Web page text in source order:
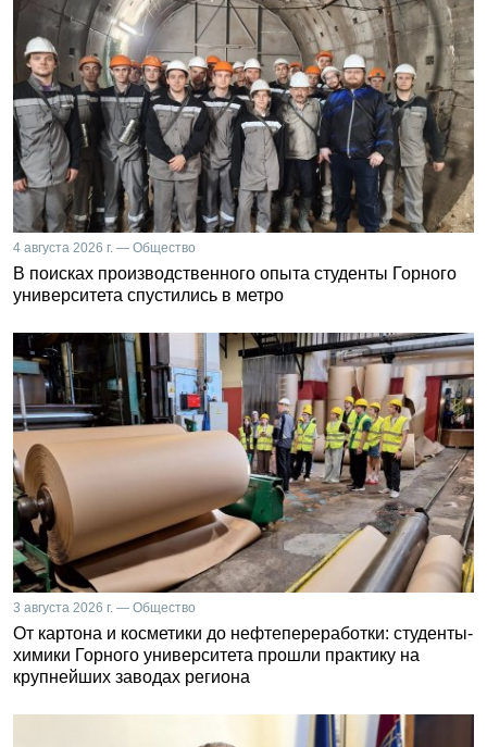
4 августа 2026 г. — Общество
В поисках производственного опыта студенты Горного
университета спустились в метро
3 августа 2026 г. — Общество
От картона и косметики до нефтепереработки: студенты-
химики Горного университета прошли практику на
крупнейших заводах региона